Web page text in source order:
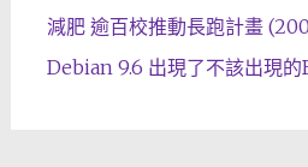
減肥 逾百校推動長跑計畫
Debian 9.6 出現了不該出現